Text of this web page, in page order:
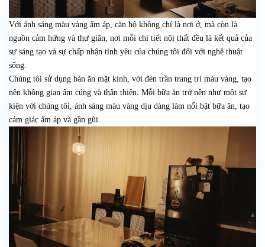
Với ánh sáng màu vàng ấm áp, căn hộ không chỉ là nơi ở, mà còn là
nguồn cảm hứng và thư giãn, nơi mỗi chi tiết nội thất đều là kết quả của
sự sáng tạo và sự chấp nhận tình yêu của chúng tôi đối với nghệ thuật
sống.
Chúng tôi sử dụng bàn ăn mặt kính, với đèn trần trang trí màu vàng, tạo
nên không gian ấm cúng và thân thiện. Mỗi bữa ăn trở nên như một sự
kiện với chúng tôi, ánh sáng màu vàng dịu dàng làm nổi bật bữa ăn, tạo
cảm giác ấm áp và gần gũi.